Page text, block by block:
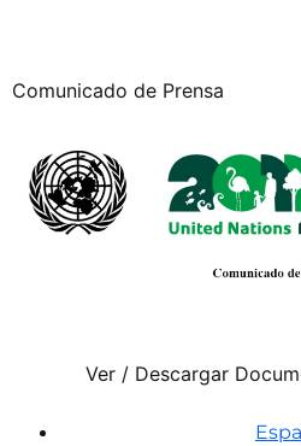
Comunicado de Prensa
Ver / Descargar